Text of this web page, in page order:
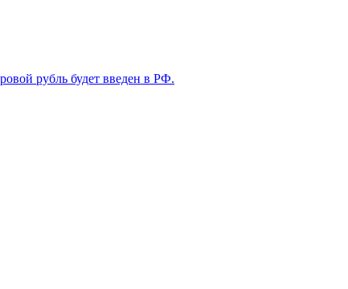
рубль будет введен в РФ.